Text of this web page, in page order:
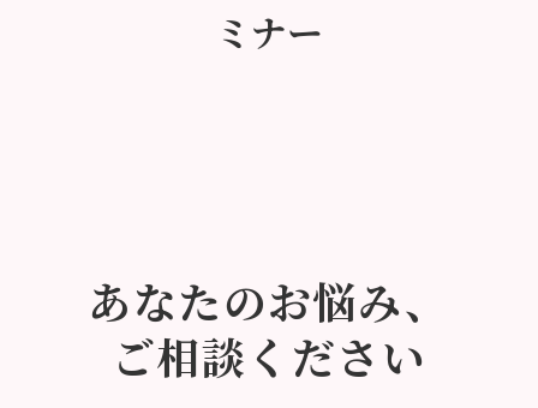
ミナー
あなたのお悩み、
ご相談ください